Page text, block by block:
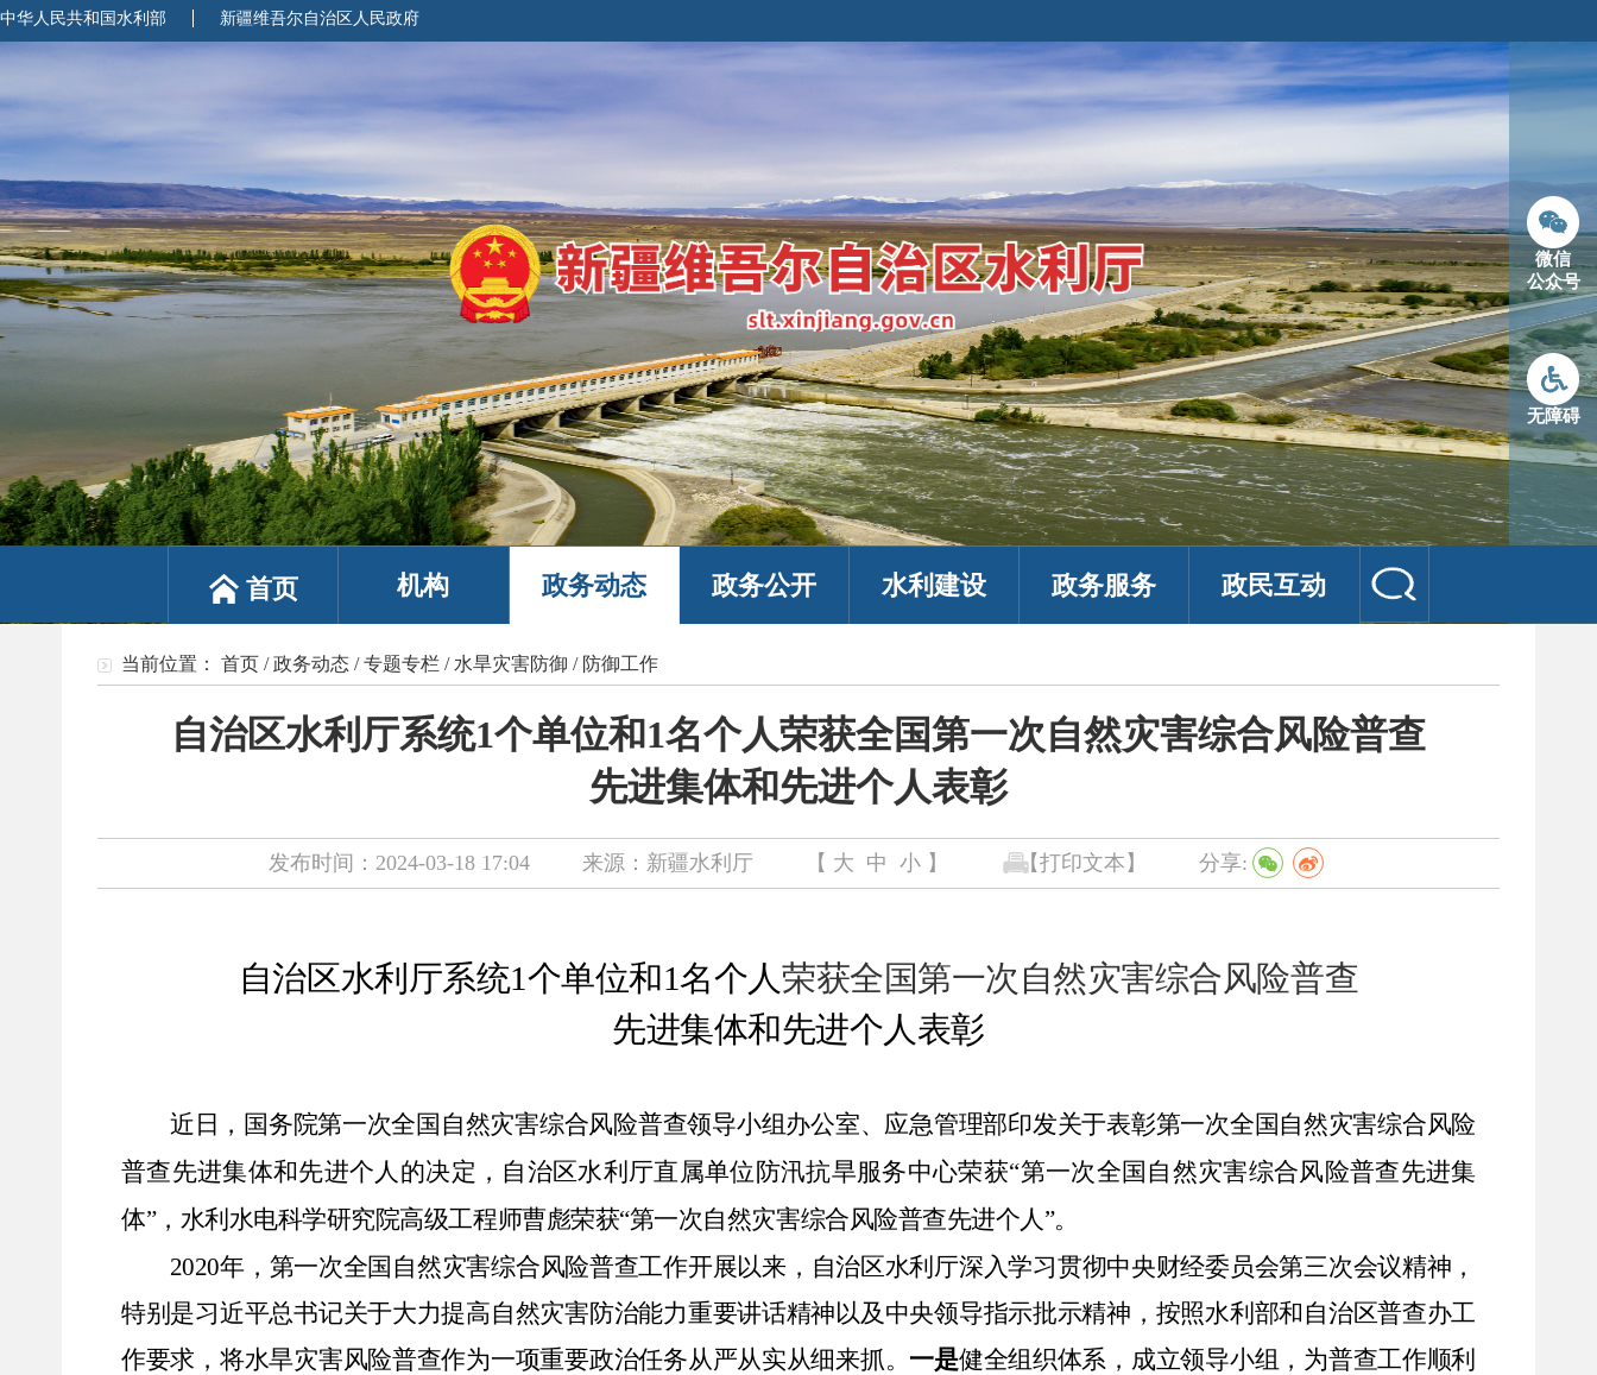
中华人民共和国水利部 新疆维吾尔自治区人民政府
首页 机构 政务动态 政务公开 水利建设 政务服务 政民互动
微信
公众号
无障碍
当前位置： 首页 /政务动态 /专题专栏 / 水旱灾害防御 / 防御工作
自治区水利厅系统1个单位和1名个人荣获全国第一次自然灾害综合风险普查
先进集体和先进个人表彰
发布时间：2024-03-18 17:04 来源：新疆水利厅 【 大 中 小 】 【打印文本】 分享:
自治区水利厅系统1个单位和1名个人荣获全国第一次自然灾害综合风险普查
先进集体和先进个人表彰
近日，国务院第一次全国自然灾害综合风险普查领导小组办公室、应急管理部印发关于表彰第一次全国自然灾害综合风险
普查先进集体和先进个人的决定，自治区水利厅直属单位防汛抗旱服务中心荣获“第一次全国自然灾害综合风险普查先进集
体”，水利水电科学研究院高级工程师曹彪荣获“第一次自然灾害综合风险普查先进个人”。
2020年，第一次全国自然灾害综合风险普查工作开展以来，自治区水利厅深入学习贯彻中央财经委员会第三次会议精神，
特别是习近平总书记关于大力提高自然灾害防治能力重要讲话精神以及中央领导指示批示精神，按照水利部和自治区普查办工
作要求，将水旱灾害风险普查作为一项重要政治任务从严从实从细来抓。 一是健全组织体系，成立领导小组，为普查工作顺利